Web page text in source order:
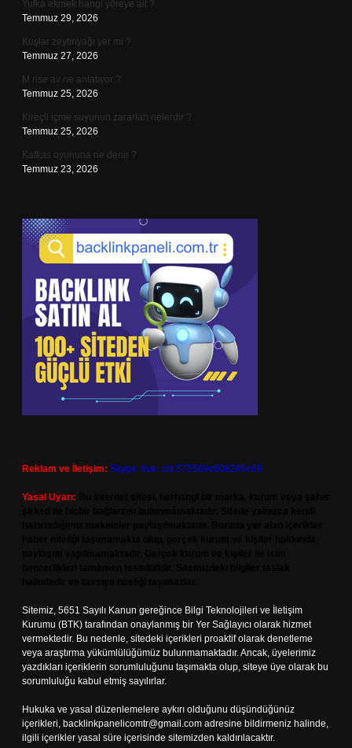
Yufka ekmek hangi yöreye ait ?
Temmuz 29, 2026
Kuşlar zeytinyağı yer mi ?
Temmuz 27, 2026
M rise av ne anlatıyor ?
Temmuz 25, 2026
Kireçli içme suyunun zararları nelerdir ?
Temmuz 25, 2026
Kafkas oyununa ne denir ?
Temmuz 23, 2026
Reklam ve İletişim: Skype: live:.cid.575569c608265c69
Yasal Uyarı:
Sitemiz, 5651 Sayılı Kanun gereğince Bilgi Teknolojileri ve İletişim
Kurumu (BTK) tarafından onaylanmış bir Yer Sağlayıcı olarak hizmet
vermektedir. Bu nedenle, sitedeki içerikleri proaktif olarak denetleme
veya araştırma yükümlülüğümüz bulunmamaktadır. Ancak, üyelerimiz
yazdıkları içeriklerin sorumluluğunu taşımakta olup, siteye üye olarak bu
sorumluluğu kabul etmiş sayılırlar.
Hukuka ve yasal düzenlemelere aykırı olduğunu düşündüğünüz
içerikleri, backlinkpanelicomtr@gmail.com adresine bildirmeniz halinde,
ilgili içerikler yasal süre içerisinde sitemizden kaldırılacaktır.